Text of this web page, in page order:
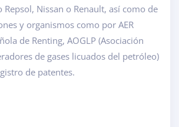
Repsol, Nissan o Renault, así como de
y organismos como por AER
de Renting, AOGLP (Asociación
de gases licuados del petróleo)
de patentes.